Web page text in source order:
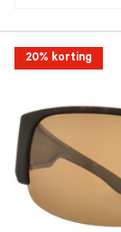
20% korting